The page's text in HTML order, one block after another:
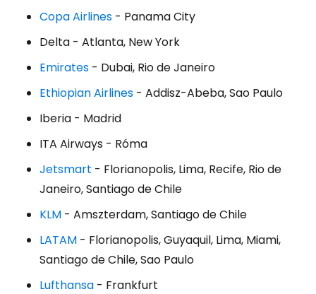
Copa Airlines - Panama City
Delta - Atlanta, New York
Emirates - Dubai, Rio de Janeiro
Ethiopian Airlines - Addisz-Abeba, Sao Paulo
Iberia - Madrid
ITA Airways - Róma
Jetsmart - Florianopolis, Lima, Recife, Rio de
Janeiro, Santiago de Chile
KLM - Amszterdam, Santiago de Chile
LATAM - Florianopolis, Guyaquil, Lima, Miami,
Santiago de Chile, Sao Paulo
Lufthansa - Frankfurt